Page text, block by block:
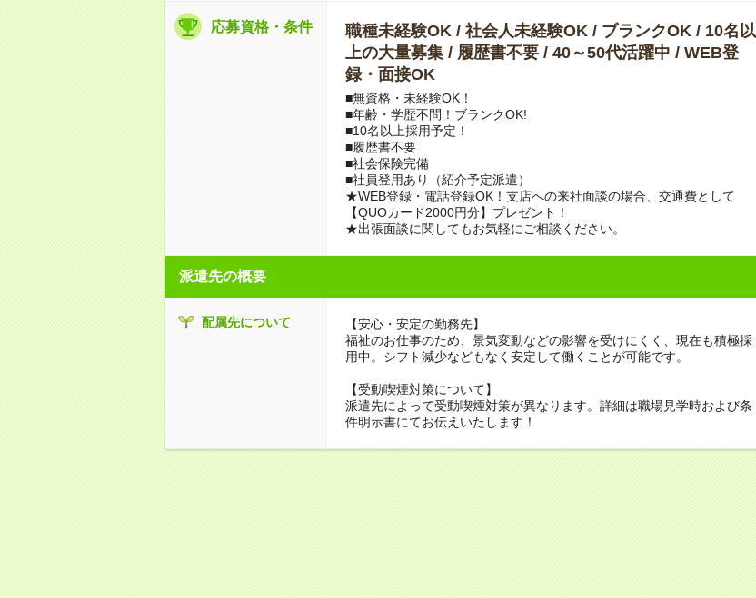
応募資格・条件
職種未経験OK / 社会人未経験OK / ブランクOK / 10名以
上の大量募集 / 履歴書不要 / 40～50代活躍中 / WEB登
録・面接OK
■無資格・未経験OK！
■年齢・学歴不問！ブランクOK!
■10名以上採用予定！
■履歴書不要
■社会保険完備
■社員登用あり（紹介予定派遣）
★WEB登録・電話登録OK！支店への来社面談の場合、交通費として
【QUOカード2000円分】プレゼント！
★出張面談に関してもお気軽にご相談ください。
派遣先の概要
配属先について
【安心・安定の勤務先】
福祉のお仕事のため、景気変動などの影響を受けにくく、現在も積極採
用中。シフト減少などもなく安定して働くことが可能です。
【受動喫煙対策について】
派遣先によって受動喫煙対策が異なります。詳細は職場見学時および条
件明示書にてお伝えいたします！